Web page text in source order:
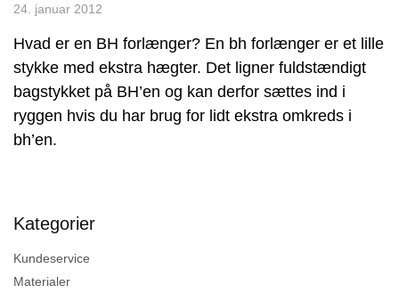
24. januar 2012
Hvad er en BH forlænger? En bh forlænger er et lille
stykke med ekstra hægter. Det ligner fuldstændigt
bagstykket på BH’en og kan derfor sættes ind i
ryggen hvis du har brug for lidt ekstra omkreds i
bh’en.
Kategorier
Kundeservice
Materialer